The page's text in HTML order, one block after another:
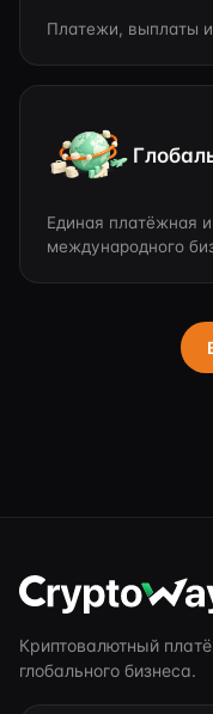
Платежи, выплаты
Единая платёжная
международного
Криптовалютный
глобального бизнеса.